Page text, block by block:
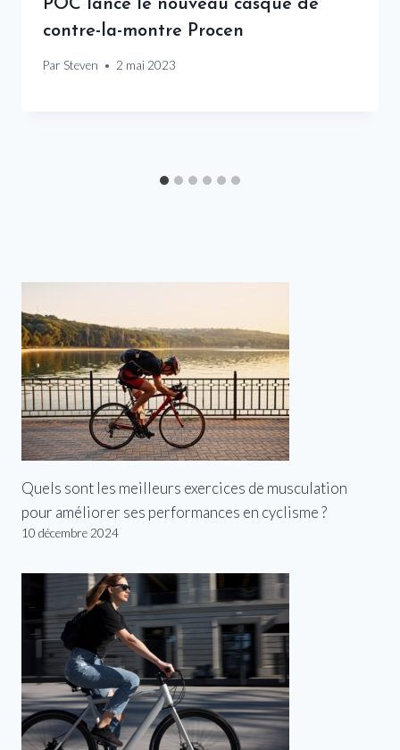
POC lance le nouveau casque de
contre-la-montre Procen
Par Steven 2 mai 2023
Quels sont les meilleurs exercices de musculation
pour améliorer ses performances en cyclisme ?
10 décembre 2024